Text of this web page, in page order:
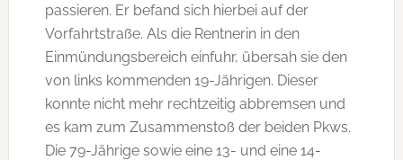
passieren. Er befand sich hierbei auf der
Vorfahrtstraße. Als die Rentnerin in den
Einmündungsbereich einfuhr, übersah sie den
von links kommenden 19-Jährigen. Dieser
konnte nicht mehr rechtzeitig abbremsen und
es kam zum Zusammenstoß der beiden Pkws.
Die 79-Jährige sowie eine 13- und eine 14-